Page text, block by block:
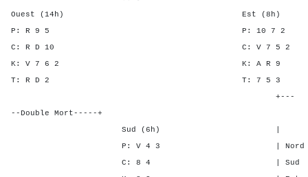
Ouest (14h) Est (8h)
P: R 9 5 P: 10
C: R D 10 C: V 7
K: V 7 6 2 K: A
T: R D 2 T: 7
+---
--Double Mort-----+
Sud (6h) | SA P C
P: V 4 3 | Nord - 1
C: 8 4 | Sud - 1